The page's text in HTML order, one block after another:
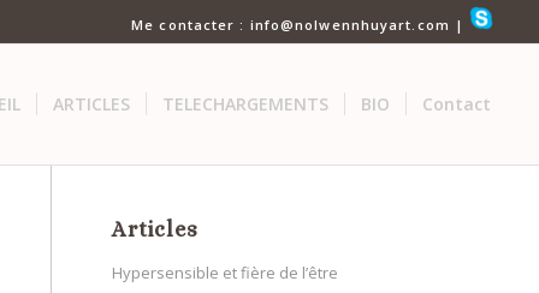
Me contacter : info@nolwennhuyart.com |
ARTICLES TELECHARGEMENTS BIO Contact
Articles
Hypersensible et fière de l’être